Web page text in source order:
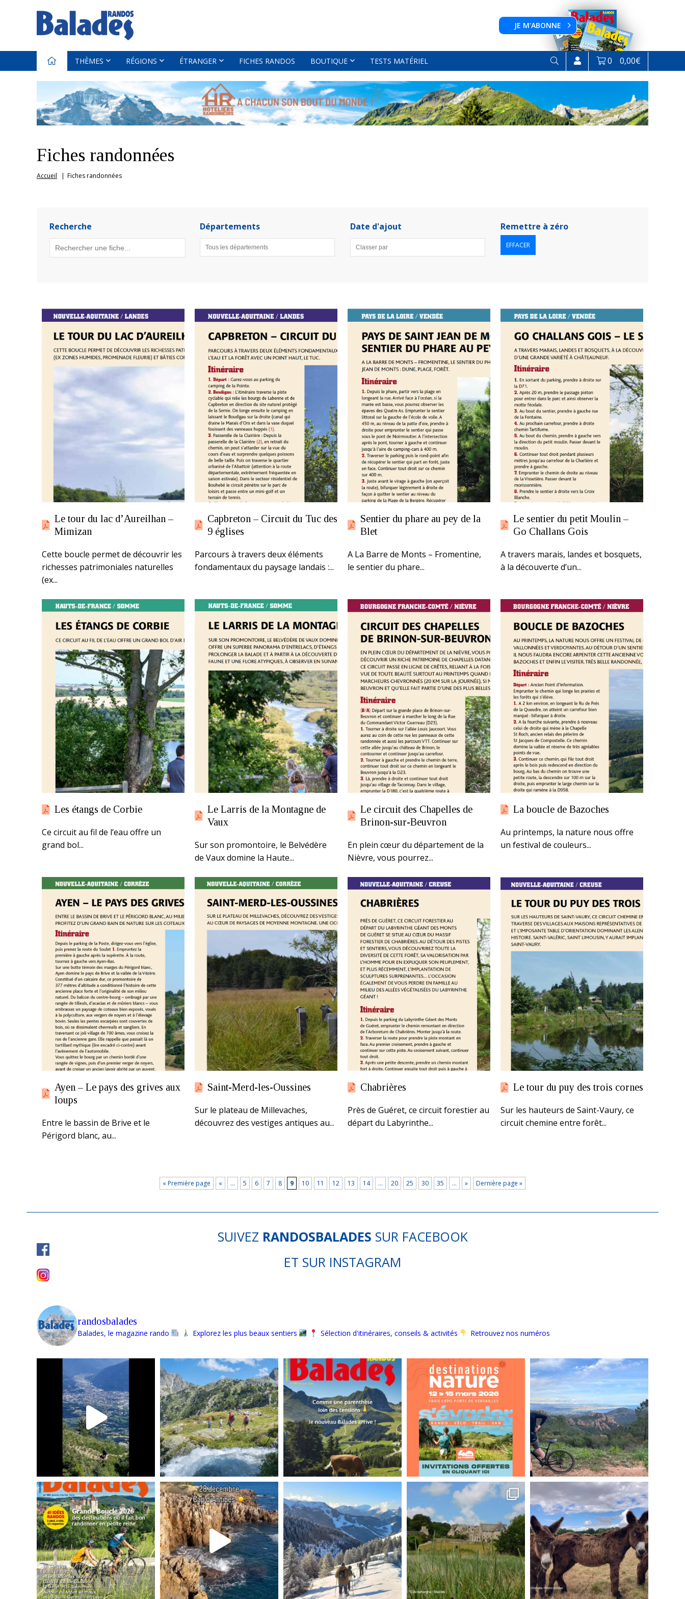
JE M'ABONNE
THÈMES RÉGIONS ÉTRANGER FICHES RANDOS BOUTIQUE TESTS MATÉRIEL 0 0,00€
Fiches randonnées
Accueil Fiches randonnées
Recherche Départements Date d'ajout Remettre à zéro
EFFACER
Le tour du lac d’Aureilhan –
Mimizan
Cette boucle permet de découvrir les
richesses patrimoniales naturelles
(ex...
Capbreton – Circuit du Tuc des
9 églises
Parcours à travers deux éléments
fondamentaux du paysage landais :...
Sentier du phare au pey de la
Blet
A La Barre de Monts – Fromentine,
le sentier du phare...
Le sentier du petit Moulin –
Go Challans Gois
A travers marais, landes et bosquets,
à la découverte d’un...
Les étangs de Corbie
Ce circuit au fil de l’eau offre un
grand bol...
Le Larris de la Montagne de
Vaux
Sur son promontoire, le Belvédère
de Vaux domine la Haute...
Le circuit des Chapelles de
Brinon-sur-Beuvron
En plein cœur du département de la
Nièvre, vous pourrez...
La boucle de Bazoches
Au printemps, la nature nous offre
un festival de couleurs...
Ayen – Le pays des grives aux
loups
Entre le bassin de Brive et le
Périgord blanc, au...
Saint-Merd-les-Oussines
Sur le plateau de Millevaches,
découvrez des vestiges antiques au...
Chabrières
Près de Guéret, ce circuit forestier au
départ du Labyrinthe...
Le tour du puy des trois cornes
Sur les hauteurs de Saint-Vaury, ce
circuit chemine entre forêt...
« Première page « … 5 6 7 8 9 10 11 12 13 14 … 20 25 30 35 … » Dernière page »
SUIVEZ RANDOSBALADES SUR FACEBOOK
ET SUR INSTAGRAM
randosbalades
Balades, le magazine rando Explorez les plus beaux sentiers Sélection d'itinéraires, conseils & activités Retrouvez nos numéros